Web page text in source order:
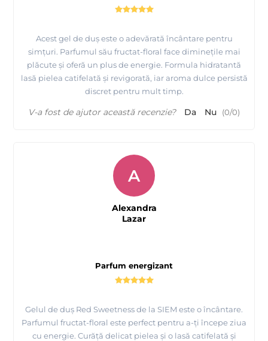
Acest gel de duș este o adevărată încântare pentru
simțuri. Parfumul său fructat-floral face diminețile mai
plăcute și oferă un plus de energie. Formula hidratantă
lasă pielea catifelată și revigorată, iar aroma dulce persistă
discret pentru mult timp.
V-a fost de ajutor această recenzie? Da Nu (0/0)
Parfum energizant
Gelul de duș Red Sweetness de la SIEM este o încântare.
Parfumul fructat-floral este perfect pentru a-ți începe ziua
cu energie. Curăță delicat pielea și o lasă catifelată și
A
Alexandra
Lazar